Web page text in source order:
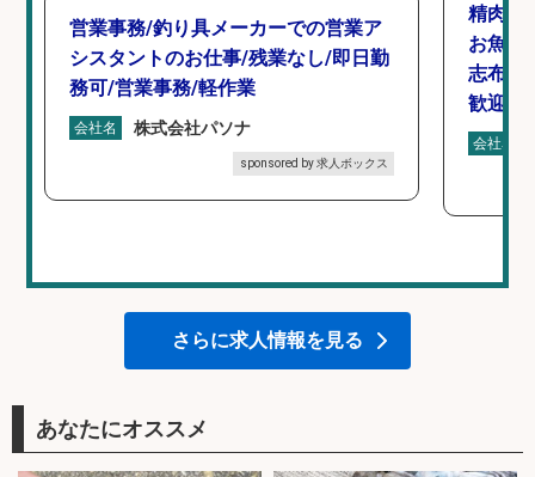
営業事務/釣り具メーカーでの営業ア
シスタントのお仕事/残業なし/即日勤
務可/営業事務/軽作業
会社名 株式会社パソナ
sponsored by 求人ボックス
精肉・
お魚の
志布志
歓迎×
会社名
さらに求人情報を見る
あなたにオススメ